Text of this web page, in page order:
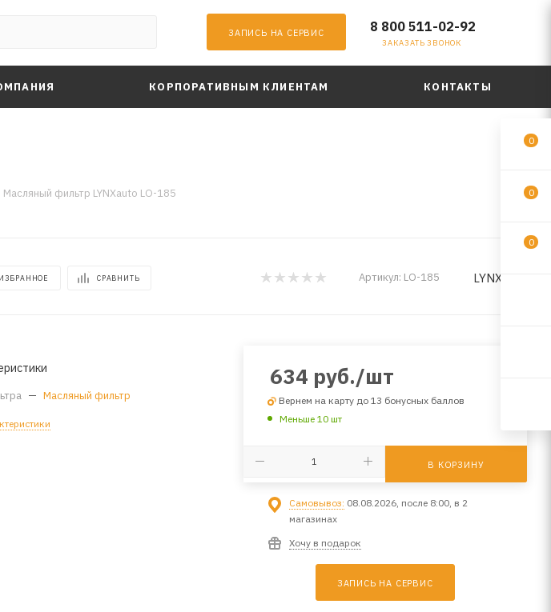
ЗАПИСЬ НА СЕРВИС 8 800 511-02-92
ЗАКАЗАТЬ ЗВОНОК
КОРПОРАТИВНЫМ КЛИЕНТАМ КОНТАКТЫ
Масляный фильтр LYNXauto LO-185
СРАВНИТЬ Артикул: LO-185 LYNXauto
— Масляный фильтр
634 руб./шт
Вернем на карту до 13 бонусных баллов
Меньше 10 шт
В КОРЗИНУ
Самовывоз: 08.08.2026, после 8:00, в 2
магазинах
Хочу в подарок
ЗАПИСЬ НА СЕРВИС
0
0
0